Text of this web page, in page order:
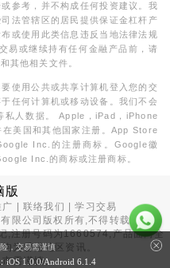
参考，并不构成任何投资建议。我
法管辖区的居民提供保证金杠杆产
或使用此类信息违反当地法律法规
易或继续持有任何金融产品前，请
其他相关文件。
使用公共或共享计算机登入您的交
任何计算机或移动设备。我们不会
私人数据。 Apple，iPad，iPhone
美国和其他国家注册。App Store
Inc.的注册商标。Google徽
Inc.的商标或注册商标。
版
广 |联络我们 |学习交易
限公司版权所有,不得转载
,注册号码为1660574,产品面向全
为香港地区资讯。
需谨慎。
，交易需谨慎
iOS 1.0.0/Android 6.1.4